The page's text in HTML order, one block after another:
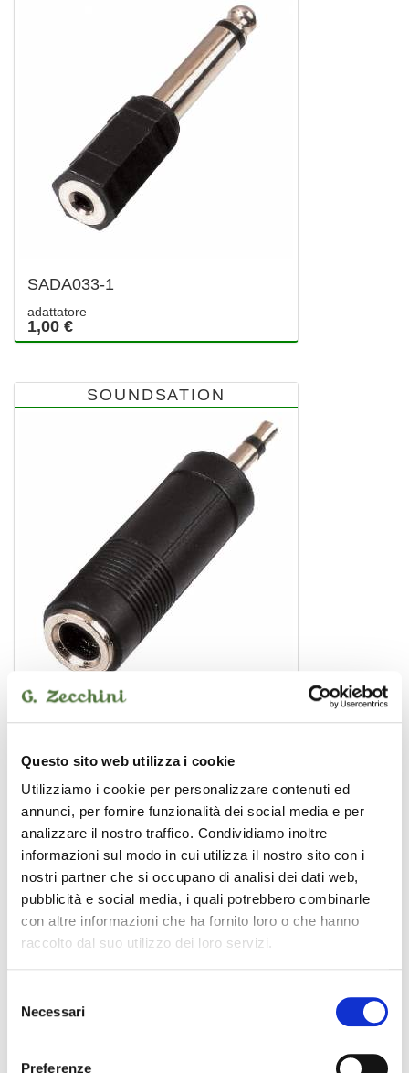
Questo sito web utilizza i cookie
Utilizziamo i cookie per personalizzare contenuti ed
annunci, per fornire funzionalità dei social media e per
analizzare il nostro traffico. Condividiamo inoltre
informazioni sul modo in cui utilizza il nostro sito con i
nostri partner che si occupano di analisi dei dati web,
pubblicità e social media, i quali potrebbero combinarle
con altre informazioni che ha fornito loro o che hanno
raccolto dal suo utilizzo dei loro servizi.
delNecessari
Preferenze
SADA033-1
adattatore
1,00 €
SOUNDSATION
1,00 €